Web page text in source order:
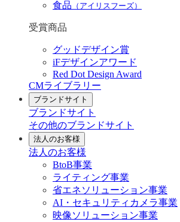
食品 （アイリスフーズ）
受賞商品
グッドデザイン賞
iFデザインアワード
Red Dot Design Award
CMライブラリー
ブランドサイト
ブランドサイト
その他のブランドサイト
法人のお客様
法人のお客様
BtoB事業
ライティング事業
省エネソリューション事業
AI・セキュリティカメラ事業
映像ソリューション事業